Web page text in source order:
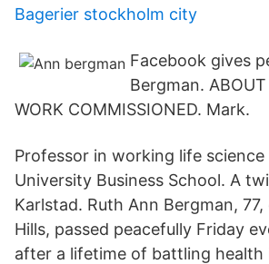
Bagerier stockholm city
Facebook gives
Bergman. ABOUT
WORK COMMISSIONED. Mark.
Professor in working life science
University Business School. A
Karlstad. Ruth Ann Bergman,
Hills, passed peacefully Friday
after a lifetime of battling health